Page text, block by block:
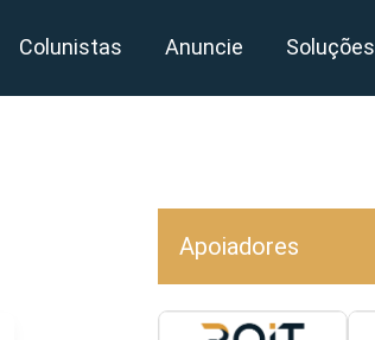
Colunistas Anuncie Soluções
Apoiadores